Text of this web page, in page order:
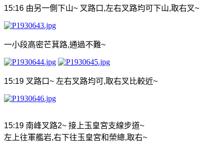
15:16 由另一側下山~ 叉路口 ,左右叉路均可下山,取右叉~
一小段高密芒萁路,通過不難~
15:19 叉路口~ 左右叉路均可,取右叉比較近~
15:19 南峰叉路2~ 接上玉皇宮支線步道~
左上往軍艦岩,右下往玉皇宮和榮總,取右~